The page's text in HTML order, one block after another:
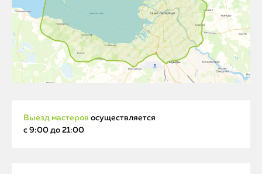
Выезд мастеров осуществляется
с 9:00 до 21:00